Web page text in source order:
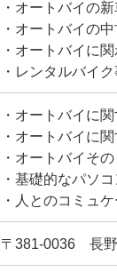
・オートバイの
・オートバイの
・オートバイに
・レンタルバイ
・オートバイに
・オートバイに
・オートバイそ
・基礎的なパソ
・人とのコミュ
・販売にかかわ
〒381-0036 長野